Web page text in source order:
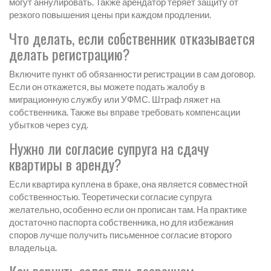
резкого повышения цены при каждом продлении.
Что делать, если собственник отказывается
делать регистрацию?
Включите пункт об обязанности регистрации в сам договор.
Если он откажется, вы можете подать жалобу в
миграционную службу или УФМС. Штраф ляжет на
собственника. Также вы вправе требовать компенсации
убытков через суд.
Нужно ли согласие супруга на сдачу
квартиры в аренду?
Если квартира куплена в браке, она является совместной
собственностью. Теоретически согласие супруга
желательно, особенно если он прописан там. На практике
достаточно паспорта собственника, но для избежания
споров лучше получить письменное согласие второго
владельца.